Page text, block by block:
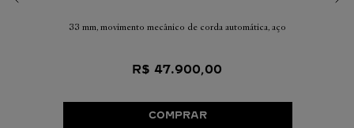
33 mm, movimento mecânico de corda automática, aço
R$ 47.900,00
COMPRAR